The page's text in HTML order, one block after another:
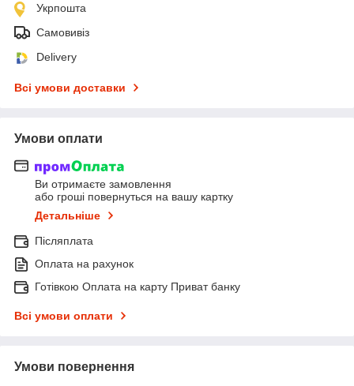
Укрпошта
Самовивіз
Delivery
Всі умови доставки
Умови оплати
Ви отримаєте замовлення
або гроші повернуться на вашу картку
Детальніше
Післяплата
Оплата на рахунок
Готівкою Оплата на карту Приват банку
Всі умови оплати
Умови повернення